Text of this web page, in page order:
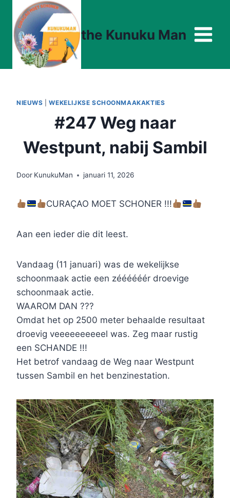
Doorgaan
naar
inhoud
the Kunuku Man
NIEUWS |WEKELIJKSE SCHOONMAAKAKTIES
#247 Weg naar
Westpunt, nabij Sambil
Door KunukuMan januari 11, 2026
CURAÇAO MOET SCHONER !!!
Aan een ieder die dit leest.
Vandaag (11 januari) was de wekelijkse
schoonmaak actie een zéééééér droevige
schoonmaak actie.
WAAROM DAN ???
Omdat het op 2500 meter behaalde resultaat
droevig veeeeeeeeeel was. Zeg maar rustig
een SCHANDE !!!
Het betrof vandaag de Weg naar Westpunt
tussen Sambil en het benzinestation.